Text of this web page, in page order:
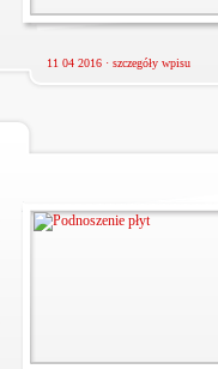
11 04 2016 · szczegóły wpisu